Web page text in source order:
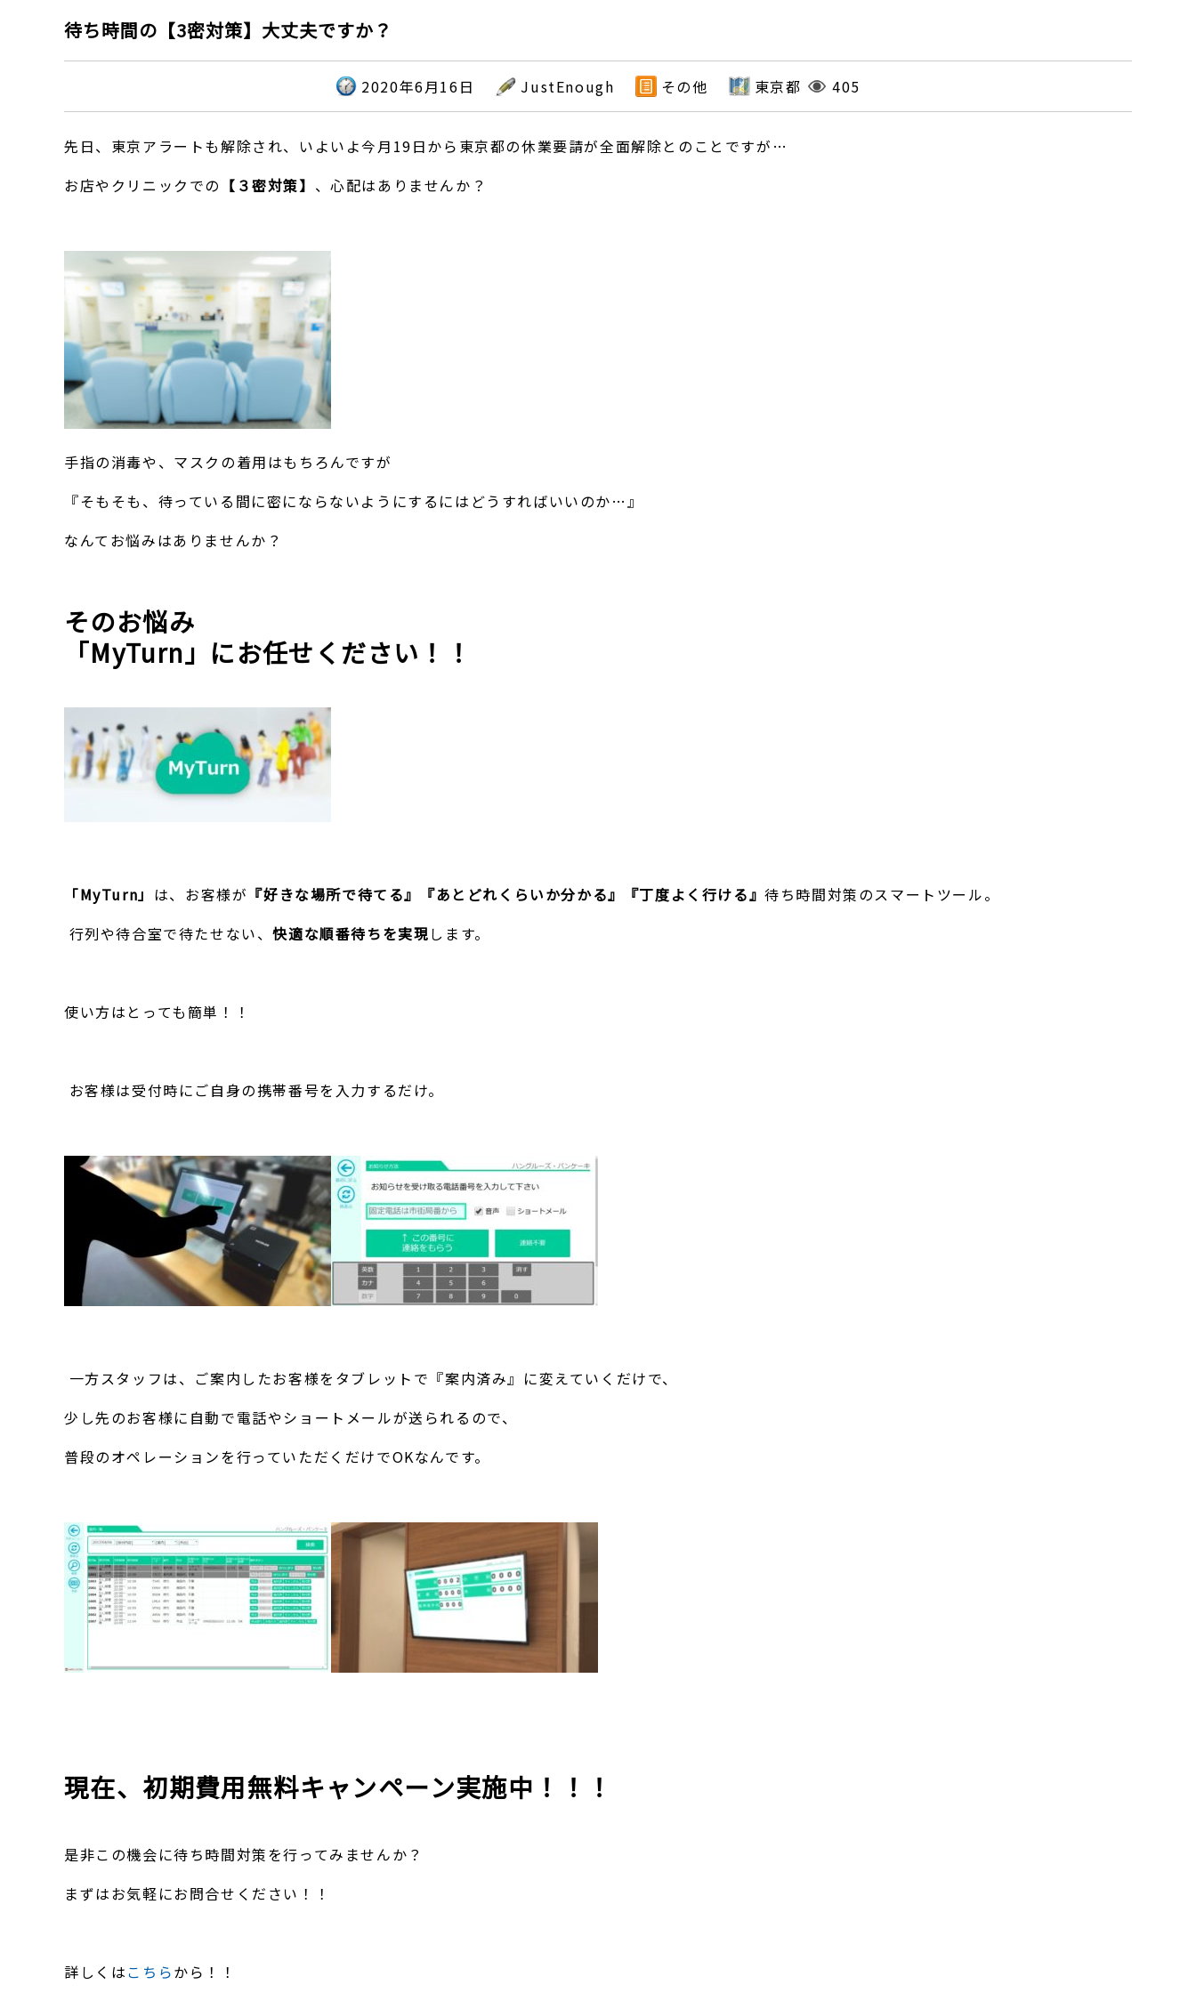
待ち時間の【3密対策】大丈夫ですか？
2020年6月16日 JustEnough その他 東京都 405
先日、東京アラートも解除され、いよいよ今月 19日から東京都の休業要請が全面解除とのことですが…
お店やクリニックでの 【３密対策】 、心配はありませんか？
手指の消毒や、マスクの着用はもちろんですが
『そもそも、待っている間に密にならないようにするにはどうすればいいのか…』
なんてお悩みはありませんか？
そのお悩み
「MyTurn」 にお任せください！！
「MyTurn」 は、お客様が 『好きな場所で待てる』『あとどれくらいか分かる』『丁度よく行ける』待ち時間対策のスマートツール。
行列や待合室で待たせない、快適な順番待ちを実現します。
使い方はとっても簡単！！
お客様は受付時にご自身の携帯番号を入力するだけ。
一方スタッフは、ご案内したお客様をタブレットで『案内済み』に変えていくだけで、
少し先のお客様に自動で電話やショートメールが送られるので、
普段のオペレーションを行っていただくだけでOKなんです。
現在、 初期費用無料キャンペーン実施中！！！
是非この機会に待ち時間対策を行ってみませんか？
まずはお気軽にお問合せください！！
詳しくはこちらから！！